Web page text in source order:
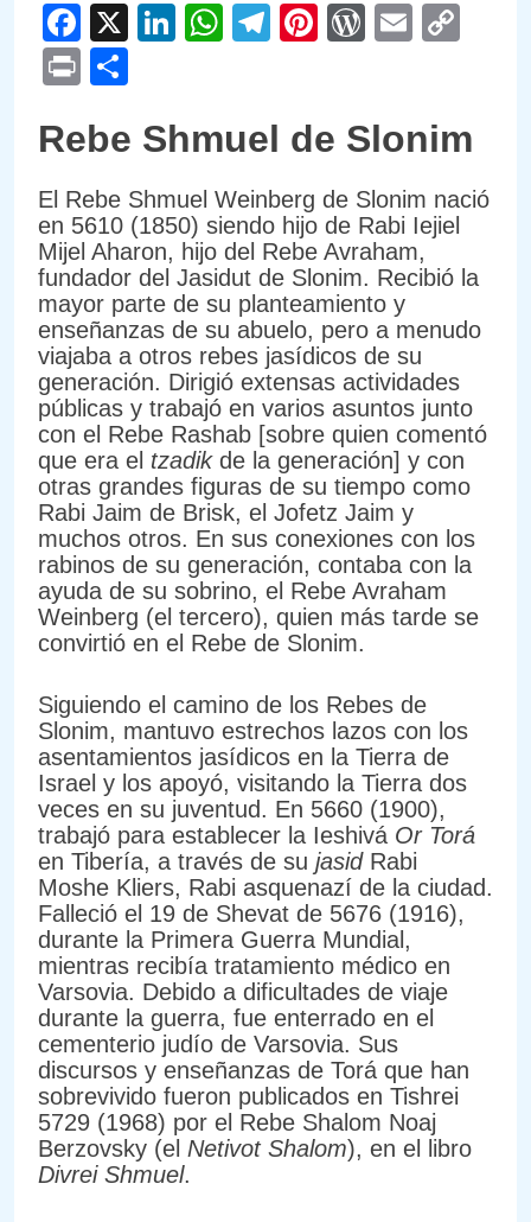
Facebook
X LinkedIn
WhatsApp
Telegram
PinterestEmail
Print
Rebe Shmuel de Slonim
El Rebe Shmuel Weinberg de Slonim nació
en 5610 (1850) siendo hijo de Rabi Iejiel
Mijel Aharon, hijo del Rebe Avraham,
fundador del Jasidut de Slonim. Recibió la
mayor parte de su planteamiento y
enseñanzas de su abuelo, pero a menudo
viajaba a otros rebes jasídicos de su
generación. Dirigió extensas actividades
públicas y trabajó en varios asuntos junto
con el Rebe Rashab [sobre quien comentó
que era el tzadikde la generación] y con
otras grandes figuras de su tiempo como
Rabi Jaim de Brisk, el Jofetz Jaim y
muchos otros. En sus conexiones con los
rabinos de su generación, contaba con la
ayuda de su sobrino, el Rebe Avraham
Weinberg (el tercero), quien más tarde se
convirtió en el Rebe de Slonim.
Siguiendo el camino de los Rebes de
Slonim, mantuvo estrechos lazos con los
asentamientos jasídicos en la Tierra de
Israel y los apoyó, visitando la Tierra dos
veces en su juventud. En 5660 (1900),
trabajó para establecer la Ieshivá Or Torá
en Tibería, a través de su jasidRabi
Moshe Kliers, Rabi asquenazí de la ciudad.
Falleció el 19 de Shevat de 5676 (1916),
durante la Primera Guerra Mundial,
mientras recibía tratamiento médico en
Varsovia. Debido a dificultades de viaje
durante la guerra, fue enterrado en el
cementerio judío de Varsovia. Sus
discursos y enseñanzas de Torá que han
sobrevivido fueron publicados en Tishrei
5729 (1968) por el Rebe Shalom Noaj
Berzovsky (el Netivot Shalom), en el libro
Divrei Shmuel.